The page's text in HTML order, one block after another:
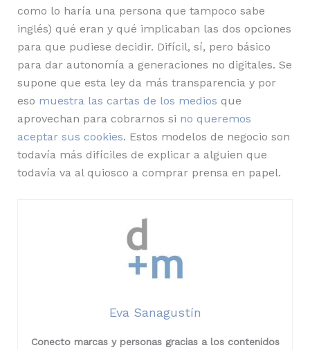
como lo haría una persona que tampoco sabe
inglés) qué eran y qué implicaban las dos opciones
para que pudiese decidir. Difícil, sí, pero básico
para dar autonomía a generaciones no digitales. Se
supone que esta ley da más transparencia y por
eso muestra las cartas de los medios que
aprovechan para cobrarnos si no queremos
aceptar sus cookies. Estos modelos de negocio son
todavía más difíciles de explicar a alguien que
todavía va al quiosco a comprar prensa en papel.
Eva Sanagustín
Conecto marcas y personas gracias a los contenidos